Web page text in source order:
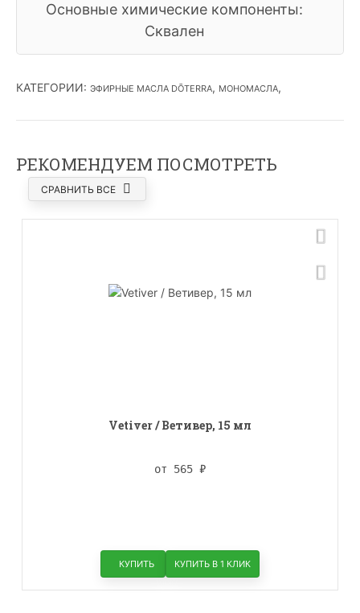
Основные химические компоненты:
Сквален
КАТЕГОРИИ: ЭФИРНЫЕ МАСЛА DŌTERRA, МОНОМАСЛА,
РЕКОМЕНДУЕМ ПОСМОТРЕТЬ
СРАВНИТЬ ВСЕ
Vetiver / Ветивер, 15 мл
от 565 ₽
КУПИТЬ КУПИТЬ В 1 КЛИК